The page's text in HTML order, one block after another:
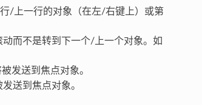
/上一行的对象（在左/右键上）或第
而不是转到下一个/上一个对象。如
发送到焦点对象。
送到焦点对象。